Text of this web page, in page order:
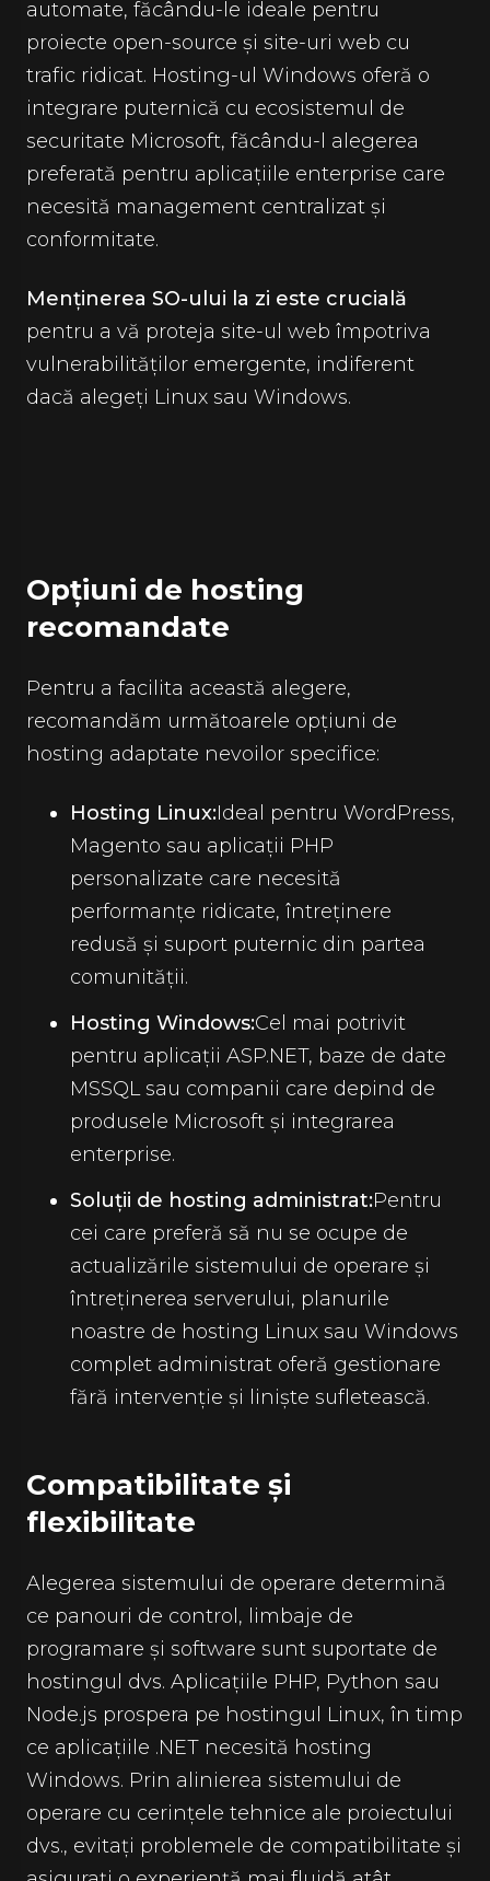
automate, făcându-le ideale pentru
proiecte open-source și site-uri web cu
trafic ridicat. Hosting-ul Windows oferă o
integrare puternică cu ecosistemul de
securitate Microsoft, făcându-l alegerea
preferată pentru aplicațiile enterprise care
necesită management centralizat și
conformitate.
Menținerea SO-ului la zi este crucială
pentru a vă proteja site-ul web împotriva
vulnerabilităților emergente, indiferent
dacă alegeți Linux sau Windows.
Opțiuni de hosting
recomandate
Pentru a facilita această alegere,
recomandăm următoarele opțiuni de
hosting adaptate nevoilor specifice:
Hosting Linux:Ideal pentru WordPress,
Magento sau aplicații PHP
personalizate care necesită
performanțe ridicate, întreținere
redusă și suport puternic din partea
comunității.
Hosting Windows:Cel mai potrivit
pentru aplicații ASP.NET, baze de date
MSSQL sau companii care depind de
produsele Microsoft și integrarea
enterprise.
Soluții de hosting administrat:Pentru
cei care preferă să nu se ocupe de
actualizările sistemului de operare și
întreținerea serverului, planurile
noastre de hosting Linux sau Windows
complet administrat oferă gestionare
fără intervenție și liniște sufletească.
Compatibilitate și
flexibilitate
Alegerea sistemului de operare determină
ce panouri de control, limbaje de
programare și software sunt suportate de
hostingul dvs. Aplicațiile PHP, Python sau
Node.js prospera pe hostingul Linux, în timp
ce aplicațiile .NET necesită hosting
Windows. Prin alinierea sistemului de
operare cu cerințele tehnice ale proiectului
dvs., evitați problemele de compatibilitate și